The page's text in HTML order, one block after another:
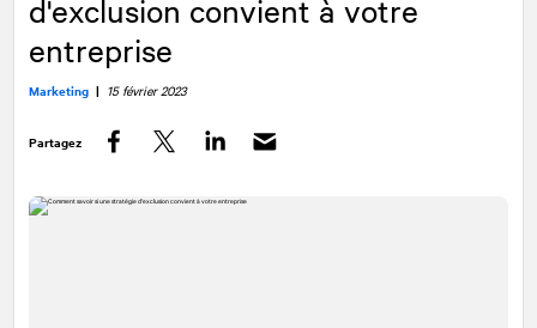
d'exclusion convient à votre
entreprise
Marketing | 15 février 2023
Partagez